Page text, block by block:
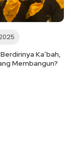
Ka’bah,
Membangun?